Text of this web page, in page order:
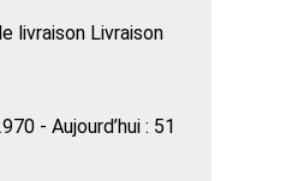
Livraison
- Aujourd’hui : 51